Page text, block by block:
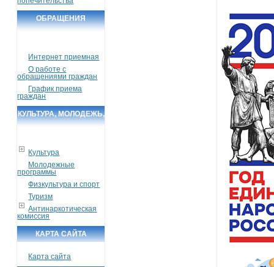
ОБРАЩЕНИЯ
Интернет приемная
О работе с
обращениями граждан
График приема
граждан
КУЛЬТУРА, МОЛОДЕЖЬ,
Культура
Молодежные
программы
Физкультура и спорт
Туризм
Антинаркотическая
комиссия
КАРТА САЙТА
Карта сайта